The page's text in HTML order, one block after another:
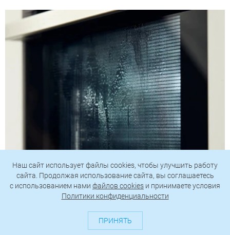
разогретую духовку поставить противень с
Наш сайт использует файлы cookies, чтобы улучшить работу
сайта. Продолжая использование сайта, вы соглашаетесь
c использованием нами файлов cookies и принимаете условия
Политики конфиденциальности
ПРИНЯТЬ